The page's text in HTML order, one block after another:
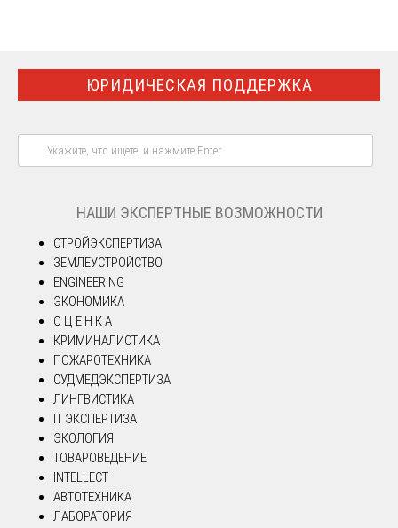
ЮРИДИЧЕСКАЯ ПОДДЕРЖКА
НАШИ ЭКСПЕРТНЫЕ ВОЗМОЖНОСТИ
СТРОЙЭКСПЕРТИЗА
ЗЕМЛЕУСТРОЙСТВО
ENGINEERING
ЭКОНОМИКА
О Ц Е Н К А
КРИМИНАЛИСТИКА
ПОЖАРОТЕХНИКА
СУДМЕДЭКСПЕРТИЗА
ЛИНГВИСТИКА
IT ЭКСПЕРТИЗА
ЭКОЛОГИЯ
ТОВАРОВЕДЕНИЕ
INTELLECT
АВТОТЕХНИКА
ЛАБОРАТОРИЯ